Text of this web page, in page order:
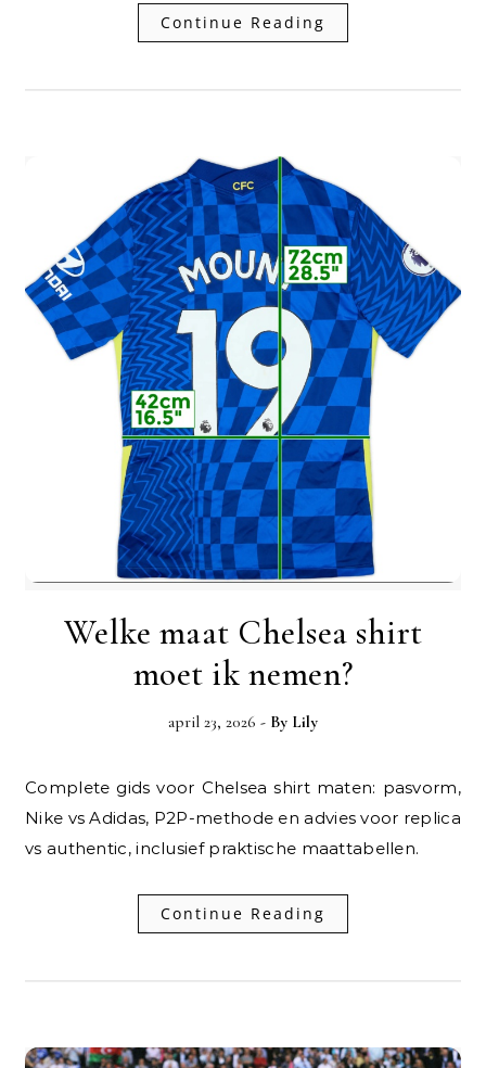
Continue Reading
Welke maat Chelsea shirt
moet ik nemen?
april 23, 2026 - By Lily
Complete gids voor Chelsea shirt maten: pasvorm,
Nike vs Adidas, P2P-methode en advies voor replica
vs authentic, inclusief praktische maattabellen.
Continue Reading